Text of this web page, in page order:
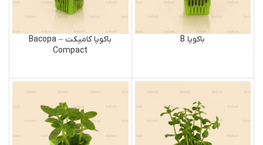
باکوپا B
باکوپا کامپکت – Bacopa
Compact